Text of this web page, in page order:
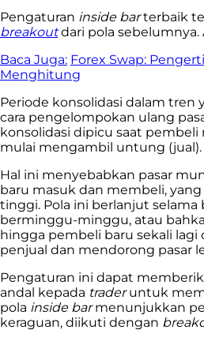
Pengaturan inside barterbaik
breakoutdari pola sebelumnya.
Baca Juga: Forex Swap:
Menghitung
Periode konsolidasi dalam tren
cara pengelompokan ulang
konsolidasi dipicu saat
mulai mengambil untung (jual).
Hal ini menyebabkan pasar
baru masuk dan membeli,
tinggi. Pola ini berlanjut selama
berminggu-minggu, atau
hingga pembeli baru sekali lagi
penjual dan mendorong pasar
Pengaturan ini dapat
andal kepada traderuntuk
pola inside barmenunjukkan
keraguan, diikuti dengan